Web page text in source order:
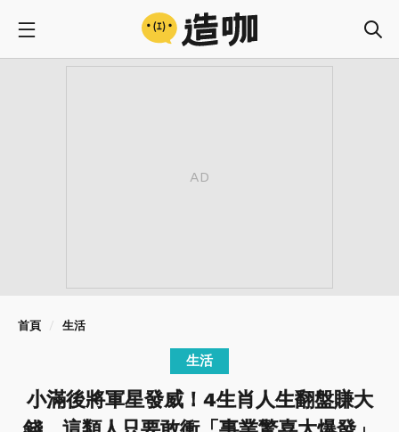
首頁 生活
生活
小滿後將軍星發威！4生肖人生翻盤賺大